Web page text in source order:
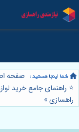
صفحه
⭐️ راهنمای جامع خرید
راهسازی»